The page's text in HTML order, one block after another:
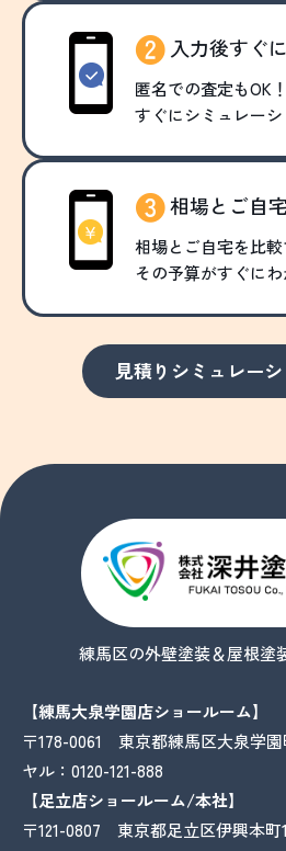
入力後すぐ
匿名での査定もOK！
すぐにシミュレーシ
相場とご自
相場とご自宅を比
その予算がすぐにわ
見積りシミュレー
練馬区の外壁塗装＆屋根塗
【練馬大泉学園店ショールーム】
〒178-0061 東京都練馬区大泉学
ヤル： 0120-121-888
【足立店ショールーム/本社】
〒121-0807 東京都足立区伊興本